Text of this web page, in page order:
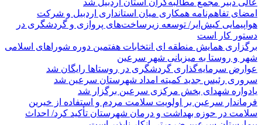
امضای تفاهم‌نامه همکاری میان استانداری اردبیل و شرکت
هواپیمایی کیش‌ایر/ توسعه زیرساخت‌های پروازی و گردشگری در
دستور کار است
برگزاری همایش منطقه ای انتخابات هفتمین دوره شوراهای اسلامی
شهر و روستا به میزبانی شهر سرعین
عوارض سرمایه‌گذاری گردشگری در روستاها رایگان شد
سروری رئیس جدید کمیته امداد شهرستان سرعین شد
یادواره شهدای بخش مرکزی سرعین برگزار شد
فرماندار سرعین بر اولویت سلامت مردم و استفاده از خیرین
سلامت در حوزه بهداشت و درمان شهرستان تأکید کرد/ احداث